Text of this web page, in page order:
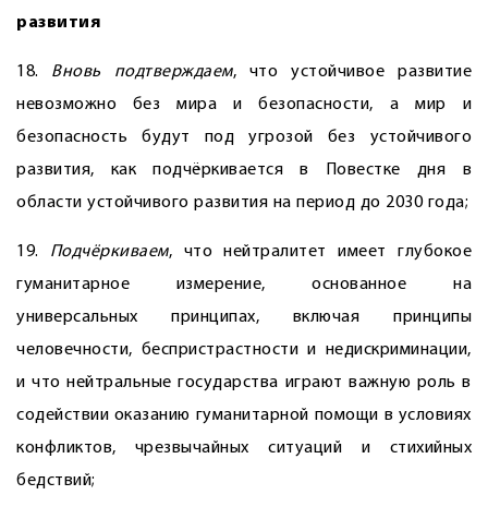
развития
18. Вновь подтверждаем, что устойчивое развитие
невозможно без мира и безопасности, а мир и
безопасность будут под угрозой без устойчивого
развития, как подчёркивается в Повестке дня в
области устойчивого развития на период до 2030 года;
19. Подчёркиваем, что нейтралитет имеет глубокое
гуманитарное измерение, основанное на
универсальных принципах, включая принципы
человечности, беспристрастности и недискриминации,
и что нейтральные государства играют важную роль в
содействии оказанию гуманитарной помощи в условиях
конфликтов, чрезвычайных ситуаций и стихийных
бедствий;